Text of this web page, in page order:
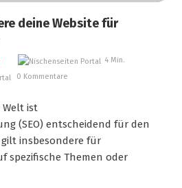
deine Website für
4 Min.
0 Kommentare
ist
(SEO) entscheidend für den
gilt insbesondere für
spezifische Themen oder